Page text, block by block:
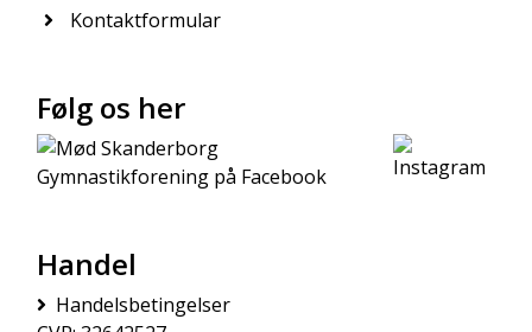
Kontaktformular
Følg os her
Handel
Handelsbetingelser